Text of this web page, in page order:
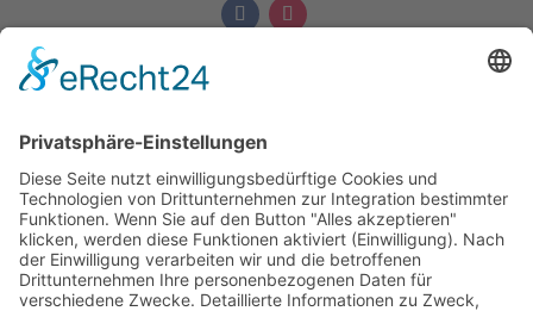
Telefon & Whatsapp
info@marialisa.it
Anfahrt/Karte
Apartments Marialisa
FamilieOberpertinger